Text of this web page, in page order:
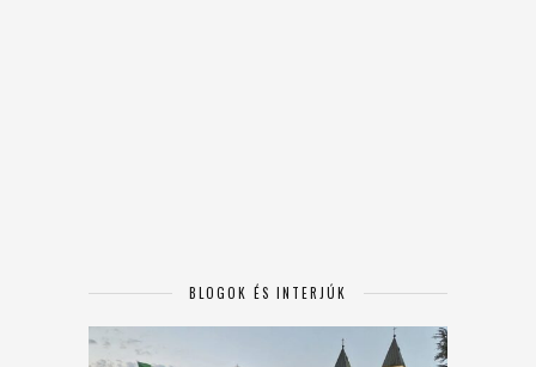
BLOGOK ÉS INTERJÚK